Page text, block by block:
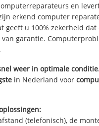
en
erkend computer
geeft u 100% zekerheid
garantie.
weer in optimale
in Nederland voor
(telefonisch), de